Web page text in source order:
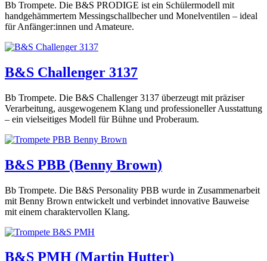
Bb Trompete. Die B&S PRODIGE ist ein Schülermodell mit
handgehämmertem Messingschallbecher und Monelventilen – ideal
für Anfänger:innen und Amateure.
B&S Challenger 3137
Bb Trompete. Die B&S Challenger 3137 überzeugt mit präziser
Verarbeitung, ausgewogenem Klang und professioneller Ausstattung
– ein vielseitiges Modell für Bühne und Proberaum.
B&S PBB (Benny Brown)
Bb Trompete. Die B&S Personality PBB wurde in Zusammenarbeit
mit Benny Brown entwickelt und verbindet innovative Bauweise
mit einem charaktervollen Klang.
B&S PMH (Martin Hutter)